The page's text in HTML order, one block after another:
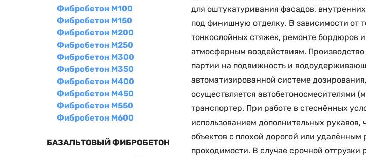
Фибробетон М100
Фибробетон М150
Фибробетон М200
Фибробетон М250
Фибробетон М300
Фибробетон М350
Фибробетон М400
Фибробетон М450
Фибробетон М550
Фибробетон М600
БАЗАЛЬТОВЫЙ ФИБРОБЕТОН
для оштукатуривания фасадов,
под финишную отделку. В зависимости от
тонкослойных стяжек, ремонте бордюров
атмосферным воздействиям.
партии на подвижность и
автоматизированной системе
осуществляется автобетоносмесителями
транспортер. При работе в стеснённых
использованием дополнительных рукавов,
объектов с плохой дорогой или
проходимости. В случае срочной